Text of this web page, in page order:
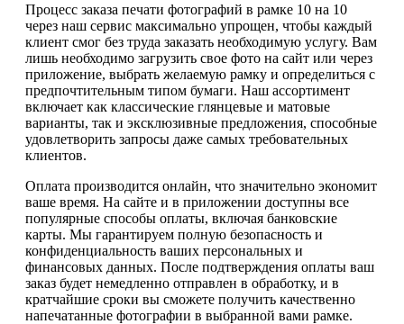
Процесс заказа печати фотографий в рамке 10 на 10
через наш сервис максимально упрощен, чтобы каждый
клиент смог без труда заказать необходимую услугу. Вам
лишь необходимо загрузить свое фото на сайт или через
приложение, выбрать желаемую рамку и определиться с
предпочтительным типом бумаги. Наш ассортимент
включает как классические глянцевые и матовые
варианты, так и эксклюзивные предложения, способные
удовлетворить запросы даже самых требовательных
клиентов.
Оплата производится онлайн, что значительно экономит
ваше время. На сайте и в приложении доступны все
популярные способы оплаты, включая банковские
карты. Мы гарантируем полную безопасность и
конфиденциальность ваших персональных и
финансовых данных. После подтверждения оплаты ваш
заказ будет немедленно отправлен в обработку, и в
кратчайшие сроки вы сможете получить качественно
напечатанные фотографии в выбранной вами рамке.